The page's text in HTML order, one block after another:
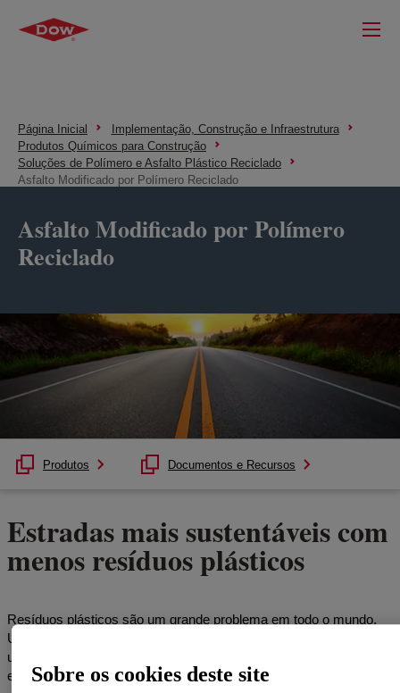
Página Inicial
Implementação, Construção e Infraestrutura
Produtos Químicos para Construção
Soluções de Polímero e Asfalto Plástico Reciclado
Asfalto Modificado por Polímero Reciclado
Asfalto Modificado por Polímero
Reciclado
Produtos Documentos e Recursos
Estradas mais sustentáveis com
menos resíduos plásticos
Resíduos plásticos são um grande problema em todo o mundo.
Uma maneira de ajudar a interromper o fluxo desse resíduo é
usar polímero reciclado modificado de asfalto para estradas,
estacionamentos e outros pavimentos.
Sobre os cookies deste site